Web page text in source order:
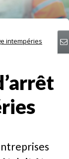
intempéries